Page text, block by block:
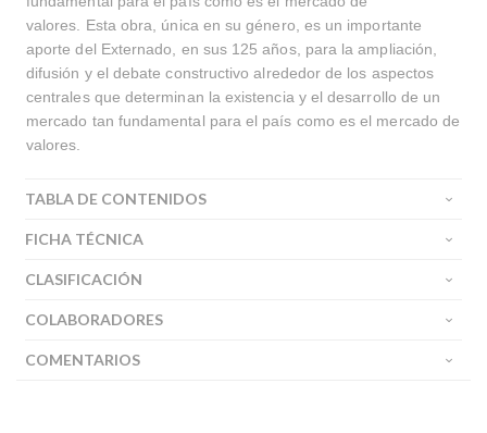
valores. Esta obra, única en su género, es un importante
aporte del Externado, en sus 125 años, para la ampliación,
difusión y el debate constructivo alrededor de los aspectos
centrales que determinan la existencia y el desarrollo de un
mercado tan fundamental para el país como es el mercado de
valores.
TABLA DE CONTENIDOS
FICHA TÉCNICA
CLASIFICACIÓN
COLABORADORES
COMENTARIOS